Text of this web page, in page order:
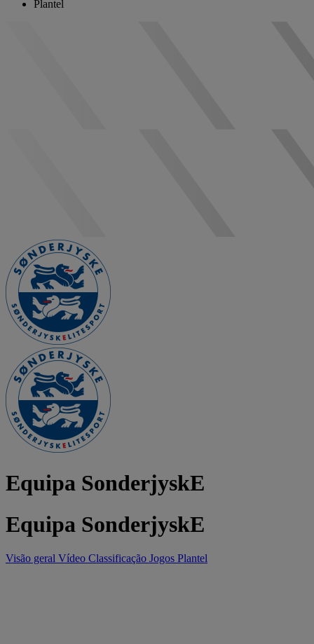
Plantel
Equipa SonderjyskE
Equipa SonderjyskE
Visão geral Vídeo Classificação Jogos Plantel